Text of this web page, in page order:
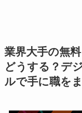
業界大手の無
どうする？デ
ルで手に職を